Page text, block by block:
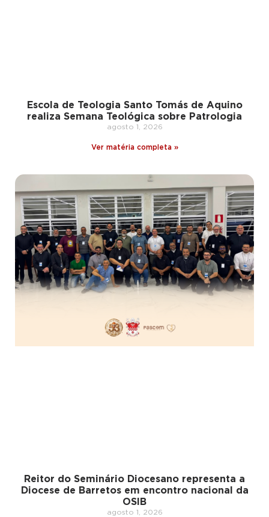
Escola de Teologia Santo Tomás de Aquino
realiza Semana Teológica sobre Patrologia
agosto 1, 2026
Ver matéria completa »
Reitor do Seminário Diocesano representa a
Diocese de Barretos em encontro nacional da
OSIB
agosto 1, 2026